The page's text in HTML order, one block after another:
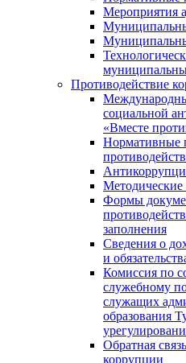
Мероприятия
Противодействие
социальной
«Вместе
Нормативные
Формы
заполнения
Сведения о
и
Комиссия по
служебному
служащих
образования
Обратная
коррупции